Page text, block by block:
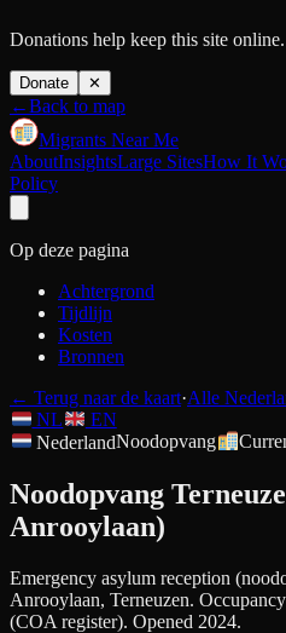
Donations help keep this site online.
Donate ✕
←Back to map
Migrants Near Me
AboutInsightsLarge SitesHow It
Policy
Op deze pagina
Achtergrond
Tijdlijn
Kosten
Bronnen
← Terug naar de kaart·Alle
NL
EN
NederlandNoodopvang
Noodopvang
Anrooylaan)
Emergency asylum reception
Anrooylaan, Terneuzen.
(COA register). Opened 2024.